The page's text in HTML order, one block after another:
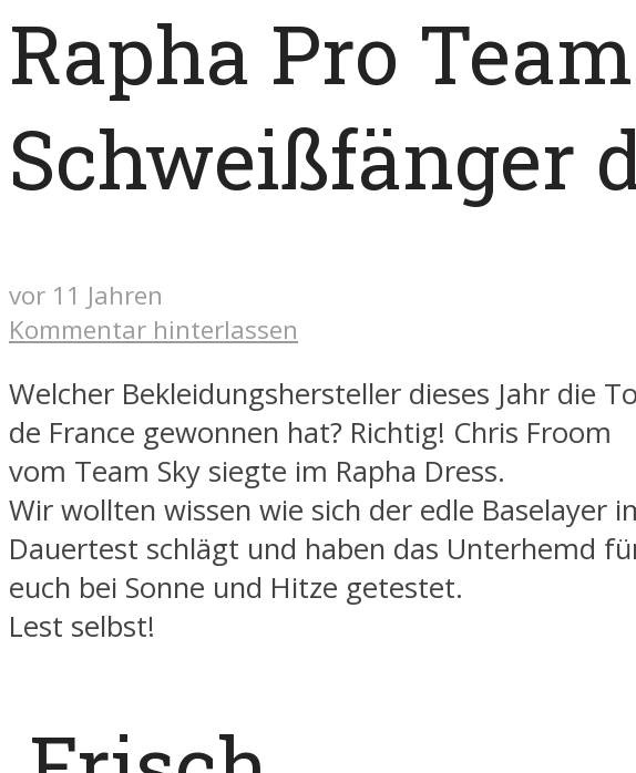
Rapha Pro
Schweißfänger
vor 11 Jahren
Kommentar hinterlassen
Welcher Bekleidungshersteller dieses Jahr die
de France gewonnen hat? Richtig! Chris Froom
vom Team Sky siegte im Rapha Dress.
Wir wollten wissen wie sich der edle Baselayer
Dauertest schlägt und haben das Unterhemd
euch bei Sonne und Hitze getestet.
Lest selbst!